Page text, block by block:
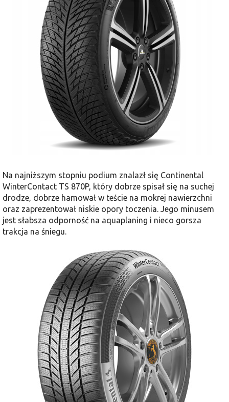
Na najniższym stopniu podium znalazł się Continental
WinterContact TS 870P, który dobrze spisał się na suchej
drodze, dobrze hamował w teście na mokrej nawierzchni
oraz zaprezentował niskie opory toczenia. Jego minusem
jest słabsza odporność na aquaplaning i nieco gorsza
trakcja na śniegu.